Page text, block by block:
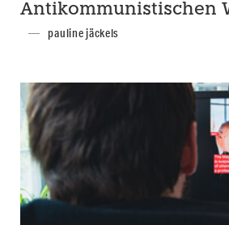
Antikommunistischen
pauline jäckels